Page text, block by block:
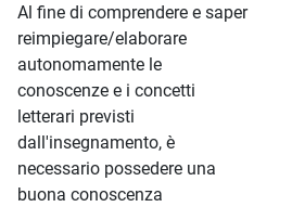
Al fine di comprendere e saper
reimpiegare/elaborare
autonomamente le
conoscenze e i concetti
letterari previsti
dall'insegnamento, è
necessario possedere una
buona conoscenza